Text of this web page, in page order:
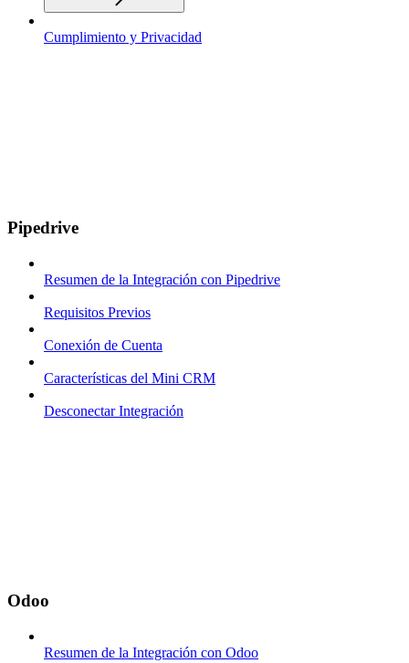
Cumplimiento y Privacidad
Pipedrive
Resumen de la Integración con Pipedrive
Requisitos Previos
Conexión de Cuenta
Características del Mini CRM
Desconectar Integración
Odoo
Resumen de la Integración con Odoo